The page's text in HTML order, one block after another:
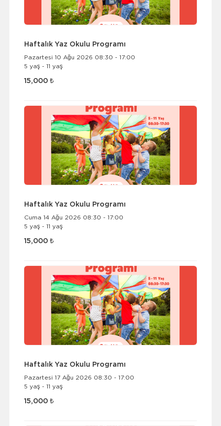
Haftalık Yaz Okulu Programı
Pazartesi 10 Ağu 2026 08:30 - 17:00
5 yaş - 11 yaş
15,000 ₺
Haftalık Yaz Okulu Programı
Cuma 14 Ağu 2026 08:30 - 17:00
5 yaş - 11 yaş
15,000 ₺
Haftalık Yaz Okulu Programı
Pazartesi 17 Ağu 2026 08:30 - 17:00
5 yaş - 11 yaş
15,000 ₺